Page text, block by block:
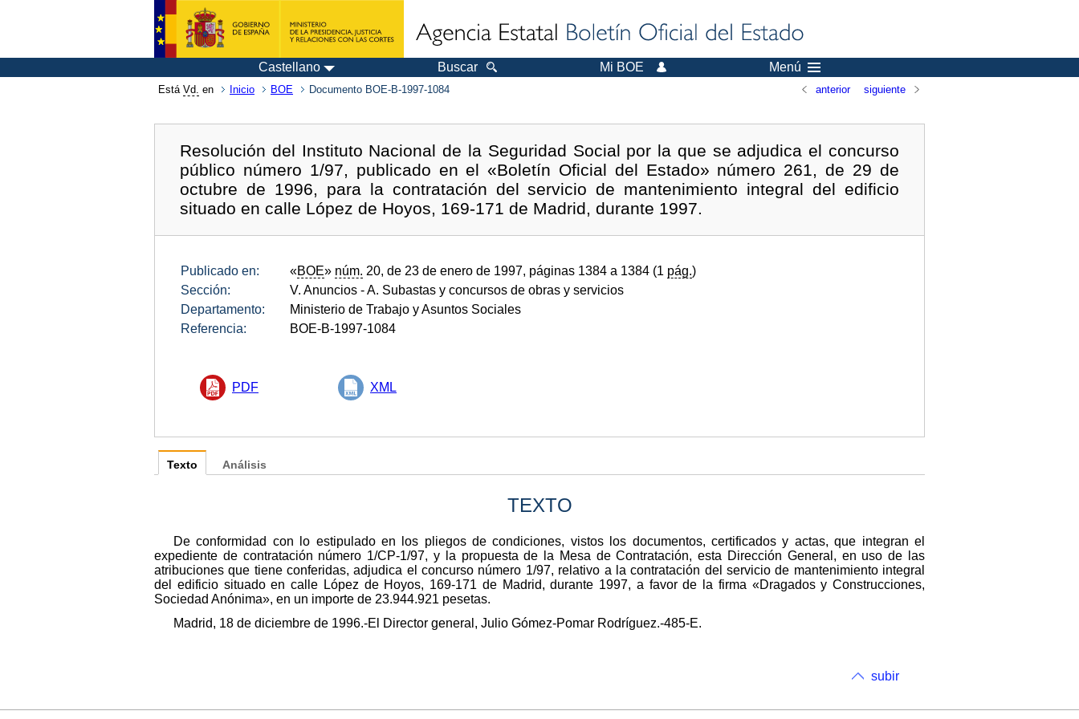
Castellano Buscar Mi BOE Menú
Está Vd. en Inicio BOE Documento BOE-B-1997-1084 anterior siguiente
Resolución del Instituto Nacional de la Seguridad Social por la que se adjudica el concurso
público número 1/97, publicado en el «Boletín Oficial del Estado» número 261, de 29 de
octubre de 1996, para la contratación del servicio de mantenimiento integral del edificio
situado en calle López de Hoyos, 169-171 de Madrid, durante 1997.
Publicado en: «BOE» núm. 20, de 23 de enero de 1997, páginas 1384 a 1384 (1 pág.)
Sección:
V. Anuncios - A. Subastas y concursos de obras y servicios
Departamento:
Ministerio de Trabajo y Asuntos Sociales
Referencia:
BOE-B-1997-1084
PDF XML
Texto
TEXTO
De conformidad con lo estipulado en los pliegos de condiciones, vistos los documentos, certificados y actas, que integran el
expediente de contratación número 1/CP-1/97, y la propuesta de la Mesa de Contratación, esta Dirección General, en uso de las
atribuciones que tiene conferidas, adjudica el concurso número 1/97, relativo a la contratación del servicio de mantenimiento integral
del edificio situado en calle López de Hoyos, 169-171 de Madrid, durante 1997, a favor de la firma «Dragados y Construcciones,
Sociedad Anónima», en un importe de 23.944.921 pesetas.
Madrid, 18 de diciembre de 1996.-El Director general, Julio Gómez-Pomar Rodríguez.-485-E.
Análisis
subir